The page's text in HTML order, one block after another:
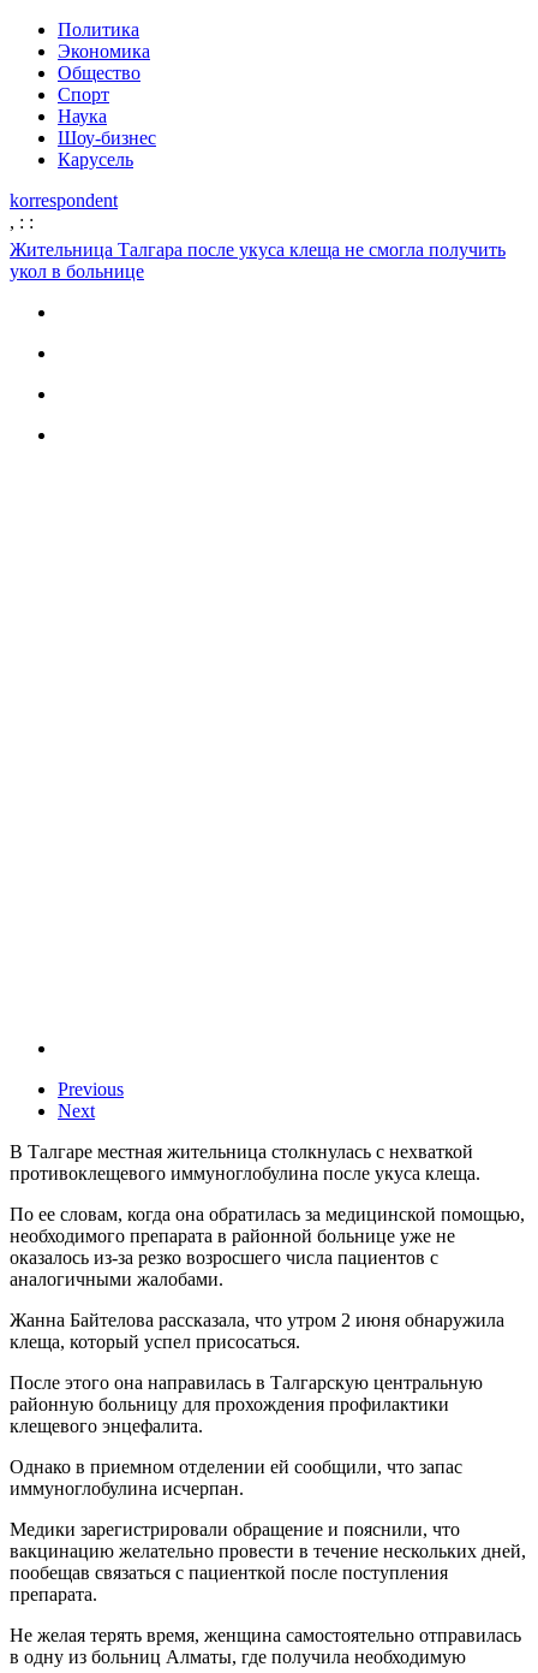
Политика
Экономика
Общество
Спорт
Наука
Шоу-бизнес
Карусель
korrespondent
, : :
Жительница Талгара после укуса клеща не смогла получить
укол в больнице
Previous
Next
В Талгаре местная жительница столкнулась с нехваткой
противоклещевого иммуноглобулина после укуса клеща.
По ее словам, когда она обратилась за медицинской помощью,
необходимого препарата в районной больнице уже не
оказалось из-за резко возросшего числа пациентов с
аналогичными жалобами.
Жанна Байтелова рассказала, что утром 2 июня обнаружила
клеща, который успел присосаться.
После этого она направилась в Талгарскую центральную
районную больницу для прохождения профилактики
клещевого энцефалита.
Однако в приемном отделении ей сообщили, что запас
иммуноглобулина исчерпан.
Медики зарегистрировали обращение и пояснили, что
вакцинацию желательно провести в течение нескольких дней,
пообещав связаться с пациенткой после поступления
препарата.
Не желая терять время, женщина самостоятельно отправилась
в одну из больниц Алматы, где получила необходимую